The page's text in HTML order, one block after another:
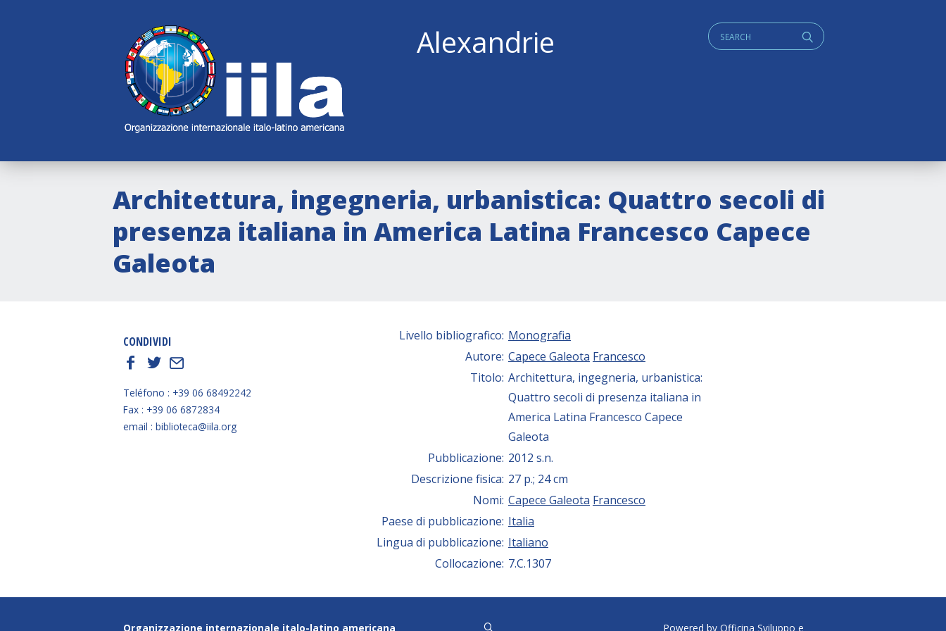
Alexandrie q
Cerca:
Architettura, ingegneria, urbanistica: Quattro secoli di
presenza italiana in America Latina Francesco Capece
Galeota
Livello bibliografico: Monografia
Autore: Capece Galeota Francesco
Titolo: Architettura, ingegneria, urbanistica:
Quattro secoli di presenza italiana in
America Latina Francesco Capece
Galeota
Pubblicazione: 2012 s.n.
Descrizione fisica: 27 p.; 24 cm
Nomi: Capece Galeota Francesco
Paese di pubblicazione: Italia
Lingua di pubblicazione: Italiano
Collocazione: 7.C.1307
CONDIVIDI
f
t E
Teléfono : +39 06 68492242
Fax : +39 06 6872834
email : biblioteca@iila.org
Organizzazione internazionale italo-latino americana q Powered by Officina Sviluppo e